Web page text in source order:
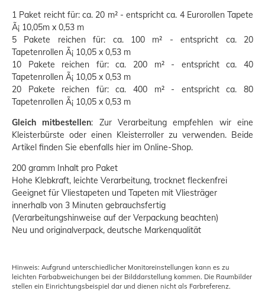
1 Paket reicht für: ca. 20 m² - entspricht ca. 4 Eurorollen Tapete
Ã¡ 10,05m x 0,53 m
5 Pakete reichen für: ca. 100 m² - entspricht ca. 20
Tapetenrollen Ã¡ 10,05 x 0,53 m
10 Pakete reichen für: ca. 200 m² - entspricht ca. 40
Tapetenrollen Ã¡ 10,05 x 0,53 m
20 Pakete reichen für: ca. 400 m² - entspricht ca. 80
Tapetenrollen Ã¡ 10,05 x 0,53 m
Gleich mitbestellen: Zur Verarbeitung empfehlen wir eine
Kleisterbürste oder einen Kleisterroller zu verwenden. Beide
Artikel finden Sie ebenfalls hier im Online-Shop.
200 gramm Inhalt pro Paket
Hohe Klebkraft, leichte Verarbeitung, trocknet fleckenfrei
Geeignet für Vliestapeten und Tapeten mit Vliesträger
innerhalb von 3 Minuten gebrauchsfertig
(Verarbeitungshinweise auf der Verpackung beachten)
Neu und originalverpack, deutsche Markenqualität
Hinweis: Aufgrund unterschiedlicher Monitoreinstellungen kann es zu
leichten Farbabweichungen bei der Bilddarstellung kommen. Die Raumbilder
stellen ein Einrichtungsbeispiel dar und dienen nicht als Farbreferenz.